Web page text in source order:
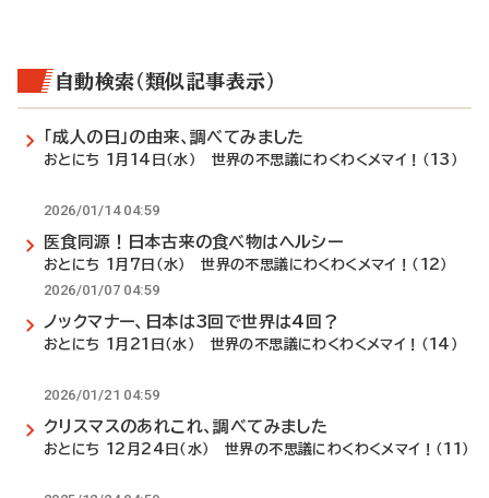
自動検索（類似記事表示）
「成人の日」の由来、調べてみました
おとにち 1月14日（水） 世界の不思議にわくわくメマイ！（13）
2026/01/14 04:59
医食同源！日本古来の食べ物はヘルシー
おとにち 1月7日（水） 世界の不思議にわくわくメマイ！（12）
2026/01/07 04:59
ノックマナー、日本は3回で世界は4回？
おとにち 1月21日（水） 世界の不思議にわくわくメマイ！（14）
2026/01/21 04:59
クリスマスのあれこれ、調べてみました
おとにち 12月24日（水） 世界の不思議にわくわくメマイ！（11）